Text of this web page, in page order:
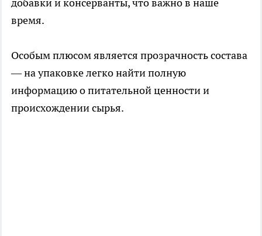
время.
Особым плюсом является прозрачность состава
— на упаковке легко найти полную
информацию о питательной ценности и
происхождении сырья.